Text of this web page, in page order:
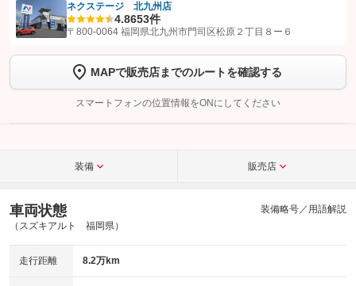
【STEP1】認証画面でグーネットを友だち追加してから「許可する」ボタンを押
トーク画面で
ボタンをタップして問い合わせを
完了してください。
こちら
ネクステージ 北九州店
4.8653件
〒800-0064 福岡県北九州市門司区松原２丁目８ー６
MAPで販売店までのルートを確認する
スマートフォンの位置情報をONにしてください
装備 販売店
車両状態
（スズキアルト 福岡県）
装備略号／用語解説
走行距離 8.2万km